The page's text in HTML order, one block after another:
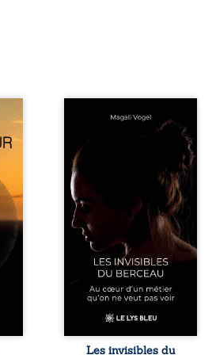
Qui prend soin de
celles et ceux
confions nos
enfants ? Derrière
la douceur
apparente des
maisons d’accueil
se joue une réalité
que nul ne
soupçonne :
rémunérations
dérisoires,
solitude,
épuisement,
responsabilités
travers des
Les invisibles du